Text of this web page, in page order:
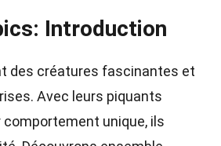
Introduction
des créatures fascinantes et
Avec leurs piquants
unique, ils